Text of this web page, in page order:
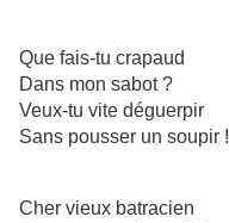
Que fais-tu crapaud
Dans mon sabot ?
Veux-tu vite déguerpir
Sans pousser un soupir !
Cher vieux batracien